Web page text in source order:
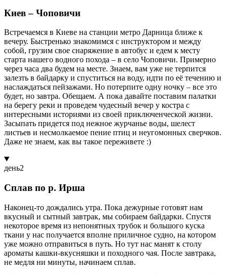
Киев – Чоповичи
Встречаемся в Киеве на станции метро Дарница ближе к
вечеру. Быстренько знакомимся с инструктором и между
собой, грузим свое снаряжение в автобус и едем к месту
старта нашего водного похода – в село Чоповичи. Примерно
через часа два будем на месте. Знаем, вам уже не терпится
залезть в байдарку и спуститься на воду, идти по её течению и
наслаждаться пейзажами. Но потерпите одну ночку – все это
будет, но завтра. Обещаем. А пока давайте поставим палатки
на берегу реки и проведем чудесный вечер у костра с
интересными историями из своей приключенческой жизни.
Засыпать придется под нежное журчанье воды, шелест
листьев и несмолкаемое пение птиц и неугомонных сверчков.
Даже не знаем, как вы такое переживете :)
день2
Сплав по р. Ирша
Наконец-то дождались утра. Пока дежурные готовят нам
вкусный и сытный завтрак, мы собираем байдарки. Спустя
некоторое время из непонятных трубок и большого куска
ткани у нас получается вполне приличное судно, на котором
уже можно отправиться в путь. Но тут нас манят к столу
ароматы кашки-вкусняшки и походного чая. После завтрака,
не медля ни минуты, начинаем сплав.